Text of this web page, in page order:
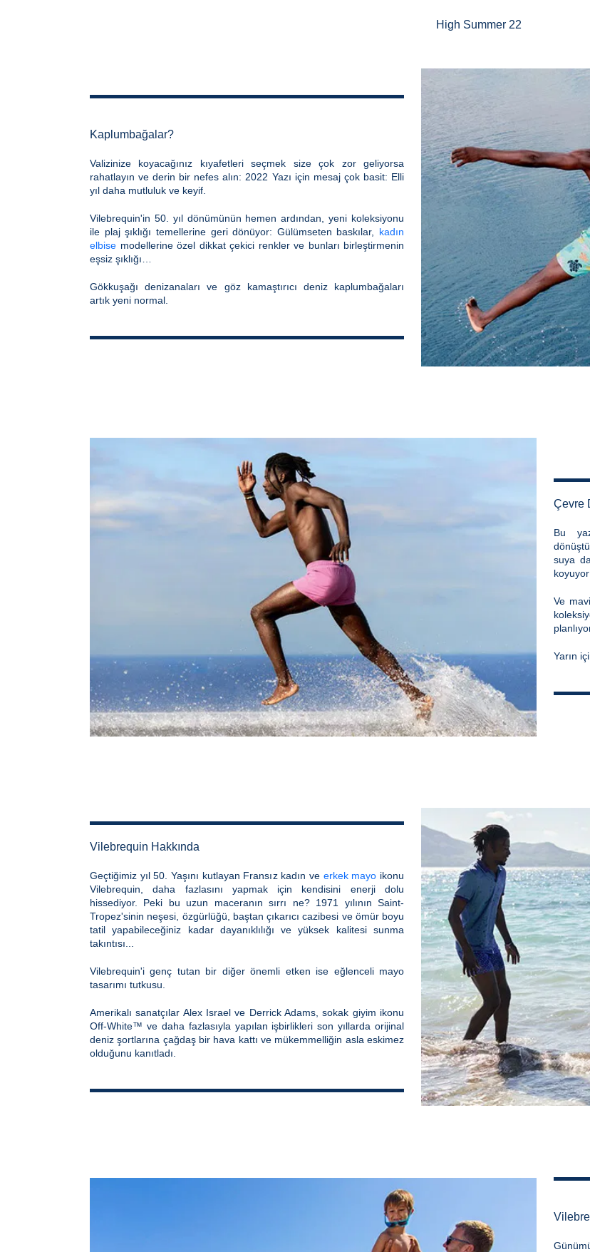
High Summer 22
Kaplumbağalar?
Valizinize koyacağınız kıyafetleri seçmek size çok zor geliyorsa
rahatlayın ve derin bir nefes alın: 2022 Yazı için mesaj çok basit: Elli
yıl daha mutluluk ve keyif.
Vilebrequin'in 50. yıl dönümünün hemen ardından, yeni koleksiyonu
ile plaj şıklığı temellerine geri dönüyor: Gülümseten baskılar, kadın
elbise modellerine özel dikkat çekici renkler ve bunları birleştirmenin
eşsiz şıklığı…
Gökkuşağı denizanaları ve göz kamaştırıcı deniz kaplumbağaları
artık yeni normal.
Çevre
Bu
suya
Ve
Yarın
Vilebrequin Hakkında
Geçtiğimiz yıl 50. Yaşını kutlayan Fransız kadın ve erkek mayo ikonu
Vilebrequin, daha fazlasını yapmak için kendisini enerji dolu
hissediyor. Peki bu uzun maceranın sırrı ne? 1971 yılının Saint-
Tropez'sinin neşesi, özgürlüğü, baştan çıkarıcı cazibesi ve ömür boyu
tatil yapabileceğiniz kadar dayanıklılığı ve yüksek kalitesi sunma
takıntısı...
Vilebrequin'i genç tutan bir diğer önemli etken ise eğlenceli mayo
tasarımı tutkusu.
Amerikalı sanatçılar Alex Israel ve Derrick Adams, sokak giyim ikonu
Off-White™ ve daha fazlasıyla yapılan işbirlikleri son yıllarda orijinal
deniz şortlarına çağdaş bir hava kattı ve mükemmelliğin asla eskimez
olduğunu kanıtladı.